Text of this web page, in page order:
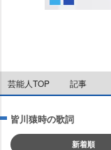
芸能人TOP 記事
皆川猿時の歌詞
新着順